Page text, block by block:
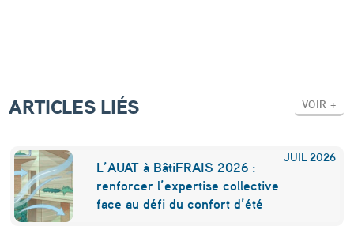
e
i
m
m
ARTICLES LIÉS VOIR +
JUIL 2026
L’AUAT à BâtiFRAIS 2026 :
renforcer l’expertise collective
face au défi du confort d’été